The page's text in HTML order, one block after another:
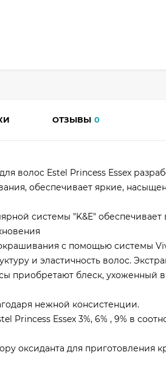
ОТЗЫВЫ 0
волос Estel Princess Essex
обеспечивает яркие,
системы "K&E" обеспечивает
с помощью системы
и эластичность волос.
приобретают блеск, ухоженный
нежной консистенции.
Princess Essex 3%, 6% , 9% в
оксиданта для приготовления